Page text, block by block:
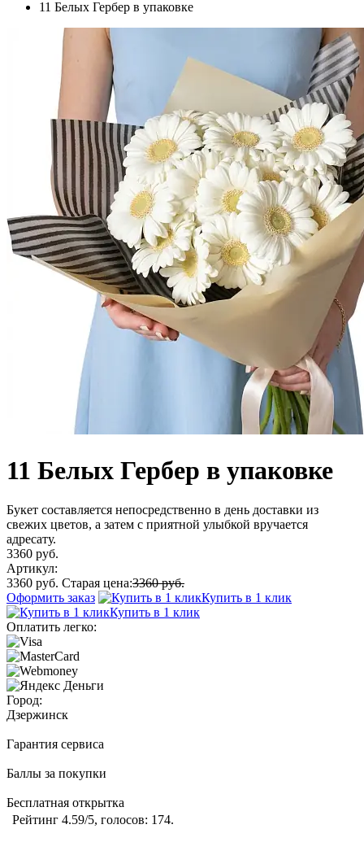
11 Белых Гербер в упаковке
11 Белых Гербер в упаковке
Букет составляется непосредственно в день доставки из
свежих цветов, а затем с приятной улыбкой вручается
адресату.
3360 руб.
Артикул:
3360 руб. Старая цена:3360 руб.
Оформить заказ
Купить в 1 клик
Купить в 1 клик
Оплатить легко:
Город:
Дзержинск
Гарантия сервиса
Баллы за покупки
Бесплатная открытка
Рейтинг 4.59/5, голосов: 174.